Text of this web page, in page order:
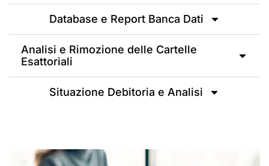
Database e Report Banca Dati
Analisi e Rimozione delle Cartelle
Esattoriali
Situazione Debitoria e Analisi